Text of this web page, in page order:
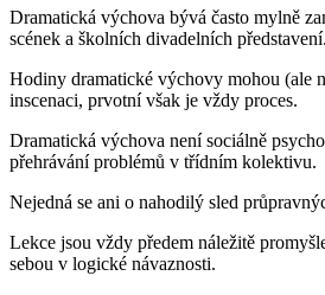
Dramatická výchova bývá často mylně
scének a školních divadelních představení.
Hodiny dramatické výchovy mohou (ale
inscenaci, prvotní však je vždy proces.
Dramatická výchova není sociálně
přehrávání problémů v třídním kolektivu.
Nejedná se ani o nahodilý sled
Lekce jsou vždy předem náležitě
sebou v logické návaznosti.